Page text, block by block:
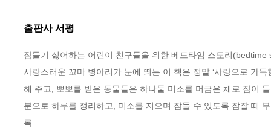
출판사 서평
잠들기 싫어하는 어린이 친구들을 위한 베드타임 스토리(bedtime
사랑스러운 꼬마 병아리가 눈에 띄는 이 책은 정말 ‘사랑으로 가
해 주고, 뽀뽀를 받은 동물들은 하나둘 미소를 머금은 채로 잠이
분으로 하루를 정리하고, 미소를 지으며 잠들 수 있도록 잠잘 때
록